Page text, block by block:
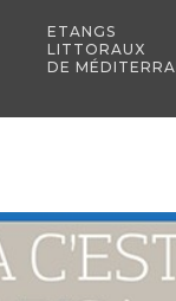
ETANGS
LITTORAUX
DE